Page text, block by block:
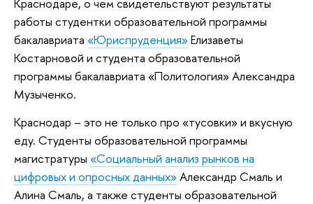
Краснодаре, о чем свидетельствуют результаты
работы студентки образовательной программы
бакалавриата «Юриспруденция»Елизаветы
Костарновой и студента образовательной
программы бакалавриата «Политология» Александра
Музыченко.
Краснодар – это не только про «тусовки» и вкусную
еду. Студенты образовательной программы
магистратуры «Социальный анализ рынков на
цифровых и опросных данных»Александр Смаль и
Алина Смаль, а также студенты образовательной